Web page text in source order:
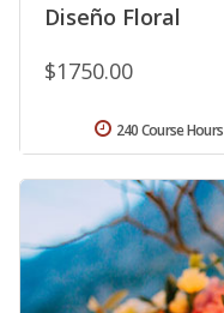
Diseño Floral
$1750.00
240 Course Hours